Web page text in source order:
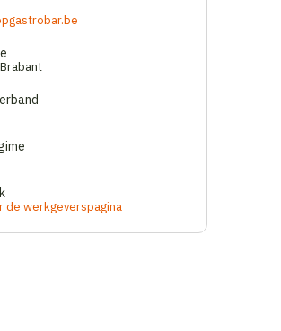
de werkgeverspagina